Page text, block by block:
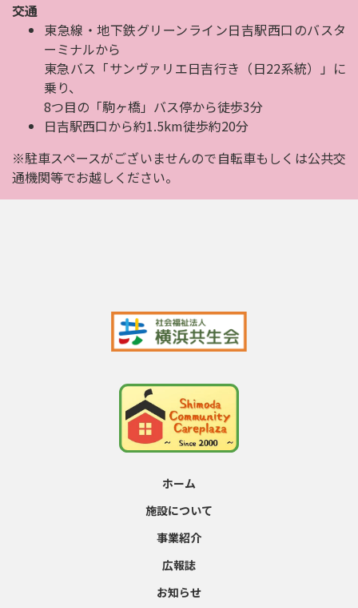
交通
東急線・地下鉄グリーンライン日吉駅西口のバスタ
ーミナルから
東急バス「サンヴァリエ日吉行き（日22系統）」に
乗り、
8つ目の「駒ヶ橋」バス停から徒歩3分
日吉駅西口から約1.5km徒歩約20分
※駐車スペースがございませんので自転車もしくは公共交
通機関等でお越しください。
ホーム
施設について
事業紹介
広報誌
お知らせ